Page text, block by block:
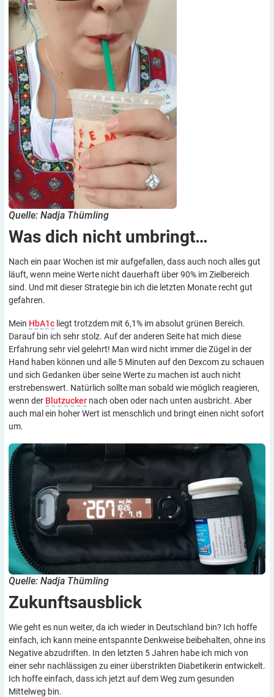
Quelle: Nadja Thümling
Was dich nicht umbringt…
Nach ein paar Wochen ist mir aufgefallen, dass auch noch alles gut
läuft, wenn meine Werte nicht dauerhaft über 90% im Zielbereich
sind. Und mit dieser Strategie bin ich die letzten Monate recht gut
gefahren.
Mein HbA1c liegt trotzdem mit 6,1% im absolut grünen Bereich.
Darauf bin ich sehr stolz. Auf der anderen Seite hat mich diese
Erfahrung sehr viel gelehrt! Man wird nicht immer die Zügel in der
Hand haben können und alle 5 Minuten auf den Dexcom zu schauen
und sich Gedanken über seine Werte zu machen ist auch nicht
erstrebenswert. Natürlich sollte man sobald wie möglich reagieren,
wenn der Blutzucker nach oben oder nach unten ausbricht. Aber
auch mal ein hoher Wert ist menschlich und bringt einen nicht sofort
um.
Quelle: Nadja Thümling
Zukunftsausblick
Wie geht es nun weiter, da ich wieder in Deutschland bin? Ich hoffe
einfach, ich kann meine entspannte Denkweise beibehalten, ohne ins
Negative abzudriften. In den letzten 5 Jahren habe ich mich von
einer sehr nachlässigen zu einer überstrikten Diabetikerin entwickelt.
Ich hoffe einfach, dass ich jetzt auf dem Weg zum gesunden
Mittelweg bin.